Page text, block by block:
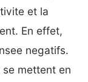
et la
En effet,
negatifs.
mettent en